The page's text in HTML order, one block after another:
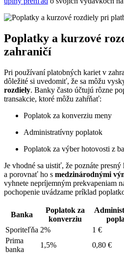
Poplatky a kurzové
zahraničí
Pri používaní platobných kariet v
dôležité si uvedomiť, že sa môžu
rozdiely. Banky často účtujú rôzne
transakcie, ktoré môžu zahŕňať:
Poplatok za konverziu meny
Administratívny poplatok
Poplatok za výber hotovosti z
Je vhodné sa uistiť, že poznáte
a porovnať ho s medzinárodnými
vyhnete nepríjemným prekvapeniam
pochopenie uvádzame príklad
Banka
Poplatok za
konverziu
Sporiteľňa 2% 1 €
Prima
banka
1,5% 0,80 €